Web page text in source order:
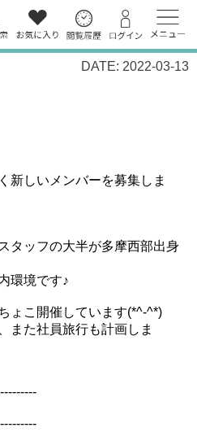
DATE: 2022-03-13
新しいメンバーを募集しま
タッフの大半が多摩西部出身
環境です♪
ょこ開催しています(*^-^*)
また社員旅行も計画しま